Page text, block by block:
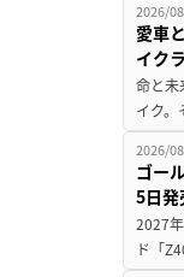
2026/
愛車
イク
命と未
イク
2026/
ゴー
5日発
2027
ド「